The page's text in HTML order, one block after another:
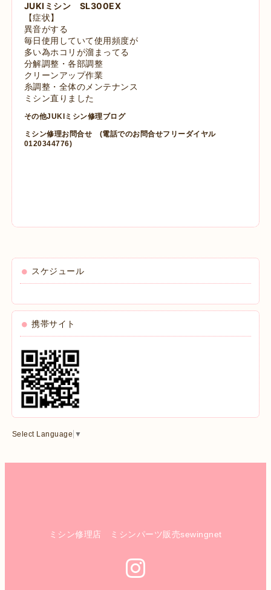
JUKIミシン SL300EX
【症状】
異音がする
毎日使用していて使用頻度が
多い為ホコリが溜まってる
分解調整・各部調整
クリーンアップ作業
糸調整・全体のメンテナンス
ミシン直りました
その他JUKIミシン修理ブログ
ミシン修理お問合せ (電話でのお問合せフリーダイヤル
0120344776)
スケジュール
携帯サイト
Select Language ▼
ミシン修理店 ミシンパーツ販売sewingnet